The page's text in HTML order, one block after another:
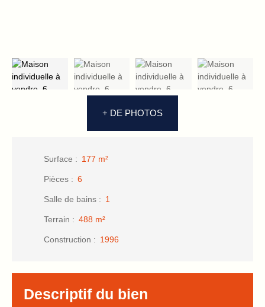
+ DE PHOTOS
Surface : 177 m²
Pièces : 6
Salle de bains : 1
Terrain : 488 m²
Construction : 1996
Descriptif du bien